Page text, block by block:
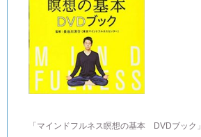
「マインドフルネス瞑想の基本 DVDブック」